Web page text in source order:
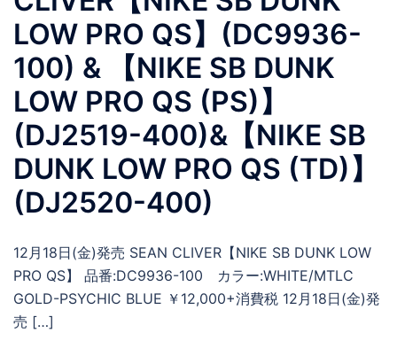
LOW PRO QS】(DC9936-
100) & 【NIKE SB DUNK
LOW PRO QS (PS)】
(DJ2519-400)&【NIKE SB
DUNK LOW PRO QS (TD)】
(DJ2520-400)
12月18日(金)発売 SEAN CLIVER【NIKE SB DUNK LOW
PRO QS】 品番:DC9936-100 カラー:WHITE/MTLC
GOLD-PSYCHIC BLUE ￥12,000+消費税 12月18日(金)発
売 […]